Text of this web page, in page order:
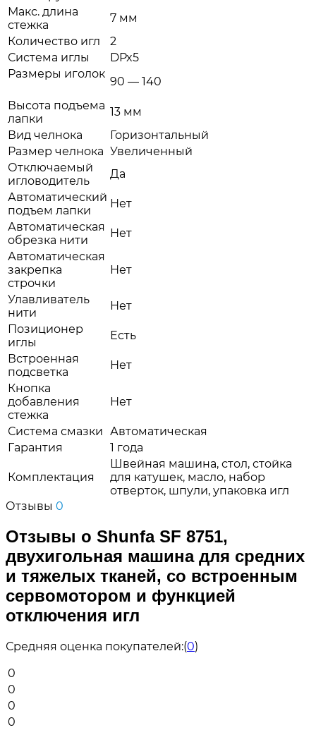
Макс. длина
стежка
7 мм
Количество игл
2
Система иглы
DPx5
Размеры иголок
90 — 140
Высота подъема
лапки
13 мм
Вид челнока
Горизонтальный
Размер челнока Увеличенный
Отключаемый
игловодитель
Да
Автоматический
подъем лапки
Нет
Автоматическая
обрезка нити
Нет
Автоматическая
закрепка
строчки
Нет
Улавливатель
нити
Нет
Позиционер
иглы
Есть
Встроенная
подсветка
Нет
Кнопка
добавления
стежка
Нет
Система смазки Автоматическая
Гарантия
1 года
Комплектация
Швейная машина, стол, стойка
для катушек, масло, набор
отверток, шпули, упаковка игл
Отзывы 0
Отзывы о Shunfa SF 8751,
двухигольная машина для средних
и тяжелых тканей, со встроенным
сервомотором и функцией
отключения игл
Средняя оценка покупателей:(0)
0
0
0
0